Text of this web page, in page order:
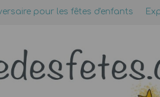
pour les fêtes d'enfants